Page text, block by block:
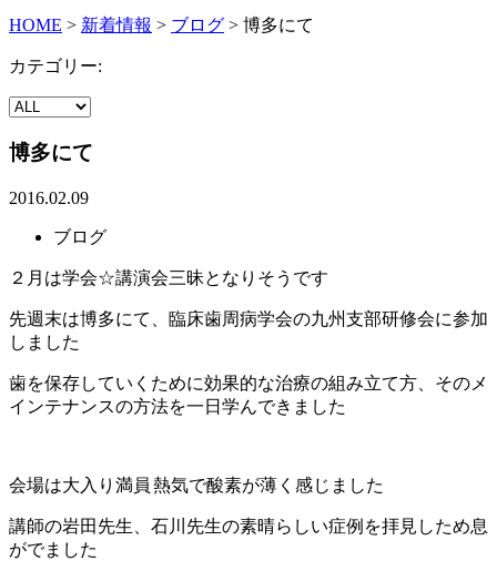
HOME > 新着情報 > ブログ > 博多にて
カテゴリー:
博多にて
2016.02.09
ブログ
２月は学会☆講演会三昧となりそうです
先週末は博多にて、臨床歯周病学会の九州支部研修会に参加
しました
歯を保存していくために効果的な治療の組み立て方、そのメ
インテナンスの方法を一日学んできました
会場は大入り満員 熱気で酸素が薄く感じました
講師の岩田先生、石川先生の素晴らしい症例を拝見しため息
がでました